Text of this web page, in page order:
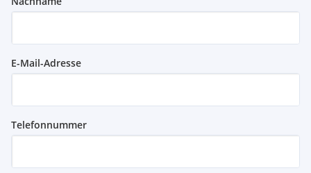
E-Mail-Adresse
Telefonnummer